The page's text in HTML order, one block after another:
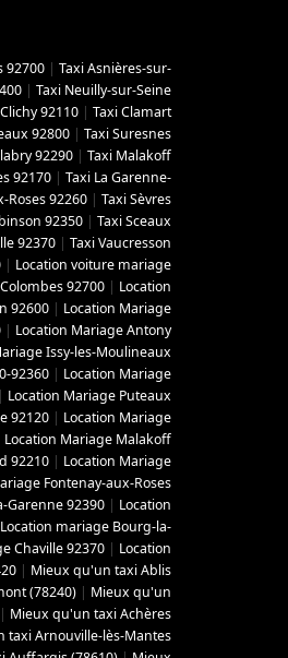
92700 | Taxi Asnières-sur-
| Taxi Neuilly-sur-Seine
92110 | Taxi Clamart
92800 | Taxi Suresnes
92290 | Taxi Malakoff
92170 | Taxi La Garenne-
Roses 92260 | Taxi Sèvres
92350 | Taxi Sceaux
92370 | Taxi Vaucresson
| Location voiture mariage
92700 | Location
92600 | Location Mariage
| Location Mariage Antony
Issy-les-Moulineaux
92360 | Location Mariage
| Location Mariage Puteaux
92120 | Location Mariage
Location Mariage Malakoff
92210 | Location Mariage
Fontenay-aux-Roses
Garenne 92390 | Location
Location mariage Bourg-la-
Chaville 92370 | Location
| Mieux qu'un taxi Ablis
(78240) | Mieux qu'un
| Mieux qu'un taxi Achères
taxi Arnouville-lès-Mantes